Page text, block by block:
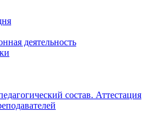
деятельность
состав. Аттестация